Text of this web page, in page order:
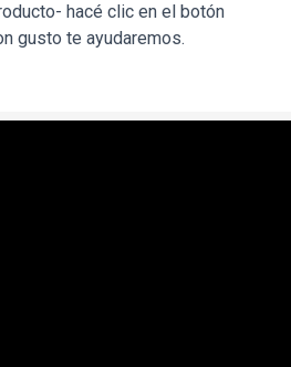
hacé clic en el botón
gusto te ayudaremos.